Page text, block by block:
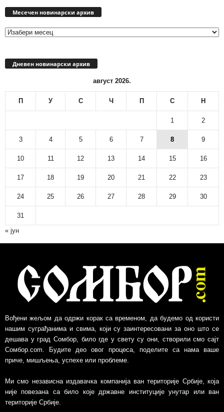
Месечен новинарски архив
Дневен новинарски архив
август 2026.
П У С Ч П С Н
1 2
3 4 5 6 7 8 9
10 11 12 13 14 15 16
17 18 19 20 21 22 23
24 25 26 27 28 29 30
31
« јун
Вођени жељом да одржи корак са временом, да будемо од користи
нашим суграђанима и свима, који су заинтересовани за оно што се
дешава у град Сомбор, било где у свету су они, створили смо сајт
Сомбор.com. Будите део овог процеса, поделите са нама ваше
приче, мишљења, успехе или проблеме.
Ми смо независна издавачка компанија ван територије Србије, којa
није повезанa са било које државне институције унутар или ван
територије Србије.